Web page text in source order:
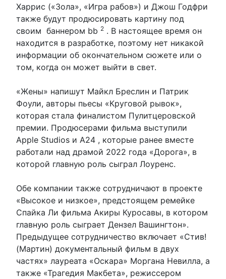
Харрис («Зола», «Игра рабов») и Джош Годфри
также будут продюсировать картину под
своим баннером bb 2 . В настоящее время он
находится в разработке, поэтому нет никакой
информации об окончательном сюжете или о
том, когда он может выйти в свет.
«Жены» напишут Майкл Бреслин и Патрик
Фоули, авторы пьесы «Круговой рывок»,
которая стала финалистом Пулитцеровской
премии. Продюсерами фильма выступили
Apple Studios и A24 , которые ранее вместе
работали над драмой 2022 года «Дорога», в
которой главную роль сыграл Лоуренс.
Обе компании также сотрудничают в проекте
«Высокое и низкое», предстоящем ремейке
Спайка Ли фильма Акиры Куросавы, в котором
главную роль сыграет Дензел Вашингтон».
Предыдущее сотрудничество включает «Стив!
(Мартин) документальный фильм в двух
частях» лауреата «Оскара» Моргана Невилла, а
также «Трагедия Макбета», режиссером